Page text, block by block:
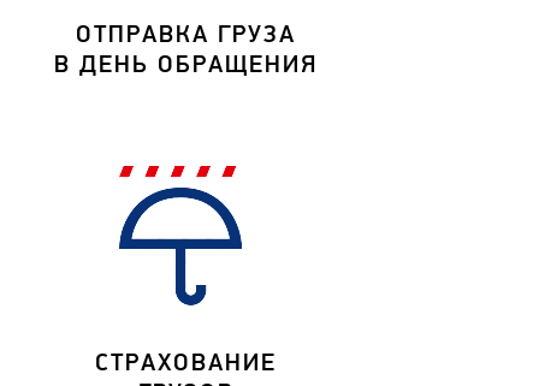
ОТПРАВКА ГРУЗА
В ДЕНЬ ОБРАЩЕНИЯ
СТРАХОВАНИЕ